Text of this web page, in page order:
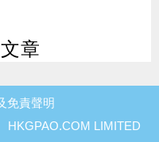
章
免責聲明
HKGPAO.COM LIMITED